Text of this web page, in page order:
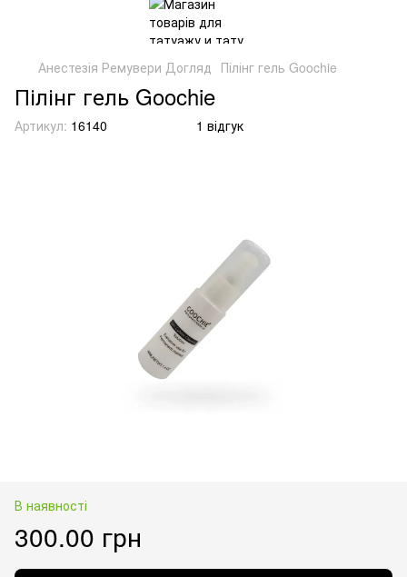
Анестезія Ремувери Догляд Пілінг гель Goochie
Пілінг гель Goochie
Артикул: 16140 1 відгук
В наявності
300.00 грн